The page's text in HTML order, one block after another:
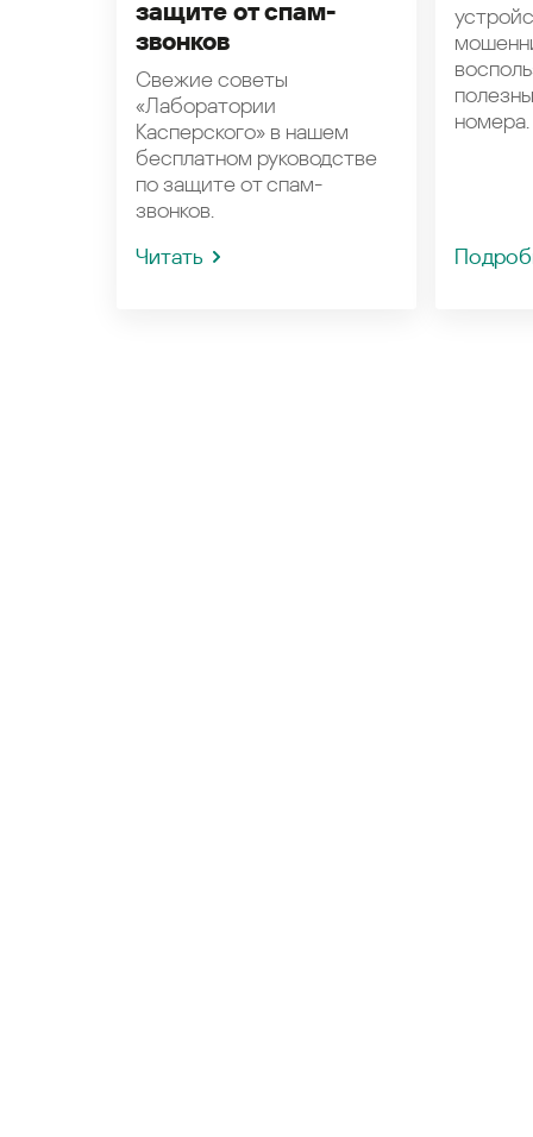
защите от спам-
звонков
Свежие советы
«Лаборатории
Касперского» в нашем
бесплатном руководстве
по защите от спам-
звонков.
Читать
номера.